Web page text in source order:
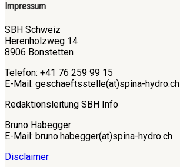
Impressum
SBH Schweiz
Herenholzweg 14
8906 Bonstetten
Telefon: +41 76 259 99 15
E-Mail: geschaeftsstelle(at)spina-hydro.ch
Redaktionsleitung SBH Info
Bruno Habegger
E-Mail: bruno.habegger(at)spina-hydro.ch
Disclaimer